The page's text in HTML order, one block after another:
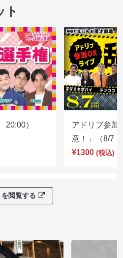
ト
）
アドリブ参加
意！」（8/7
¥1300 (税込)
閲覧する